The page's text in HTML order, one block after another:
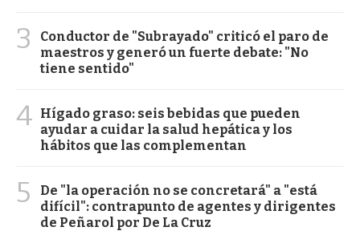
3
Conductor de "Subrayado" criticó el paro de
maestros y generó un fuerte debate: "No
tiene sentido"
4 Hígado graso: seis bebidas que pueden
ayudar a cuidar la salud hepática y los
hábitos que las complementan
5
De "la operación no se concretará" a "está
difícil": contrapunto de agentes y dirigentes
de Peñarol por De La Cruz